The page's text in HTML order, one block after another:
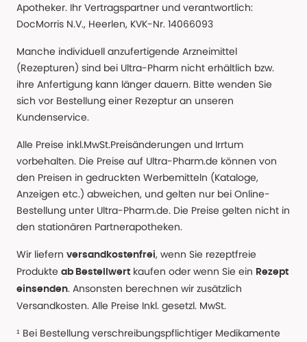
Apotheker. Ihr Vertragspartner und verantwortlich:
DocMorris N.V., Heerlen, KVK-Nr. 14066093
Manche individuell anzufertigende Arzneimittel
(Rezepturen) sind bei Ultra-Pharm nicht erhältlich bzw.
ihre Anfertigung kann länger dauern. Bitte wenden Sie
sich vor Bestellung einer Rezeptur an unseren
Kundenservice.
Alle Preise inkl.MwSt.Preisänderungen und Irrtum
vorbehalten. Die Preise auf Ultra-Pharm.de können von
den Preisen in gedruckten Werbemitteln (Kataloge,
Anzeigen etc.) abweichen, und gelten nur bei Online-
Bestellung unter Ultra-Pharm.de. Die Preise gelten nicht in
den stationären Partnerapotheken.
Wir liefern versandkostenfrei, wenn Sie rezeptfreie
Produkte ab Bestellwert kaufen oder wenn Sie ein Rezept
einsenden. Ansonsten berechnen wir zusätzlich
Versandkosten. Alle Preise Inkl. gesetzl. MwSt.
¹ Bei Bestellung verschreibungspflichtiger Medikamente